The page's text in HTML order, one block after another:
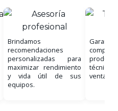
Brindamos
recomendaciones
personalizadas para
maximizar rendimiento
y vida útil de sus
equipos.
técnico
venta.